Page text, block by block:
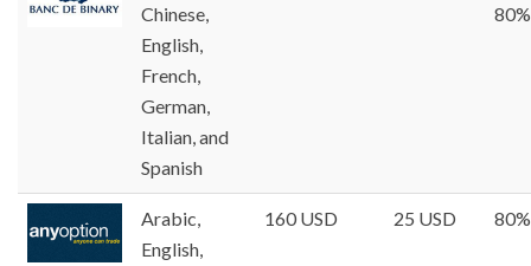
Chinese,
English,
French,
German,
Italian, and
Spanish
80%
Arabic,
English,
160 USD 25 USD 80%